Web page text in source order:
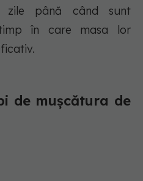
zile până când sunt
în care masa lor
de mușcătura de